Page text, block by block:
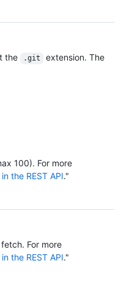
the
.git
extension. The
100). For more
the REST API."
For more
the REST API."